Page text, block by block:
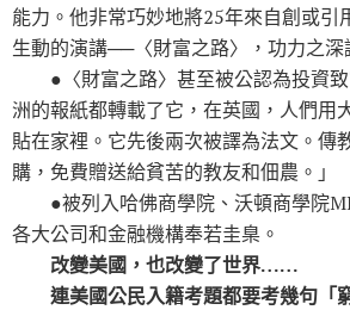
能力。他非常巧妙地將25年來自創或引
生動的演講──〈財富之路〉，功力之深
●〈財富之路〉甚至被公認為投資致
洲的報紙都轉載了它，在英國，人們用
貼在家裡。它先後兩次被譯為法文。傳
購，免費贈送給貧苦的教友和佃農。」
●被列入哈佛商學院、沃頓商學院
各大公司和金融機構奉若圭臬。
改變美國，也改變了世界……
連美國公民入籍考題都要考幾句「